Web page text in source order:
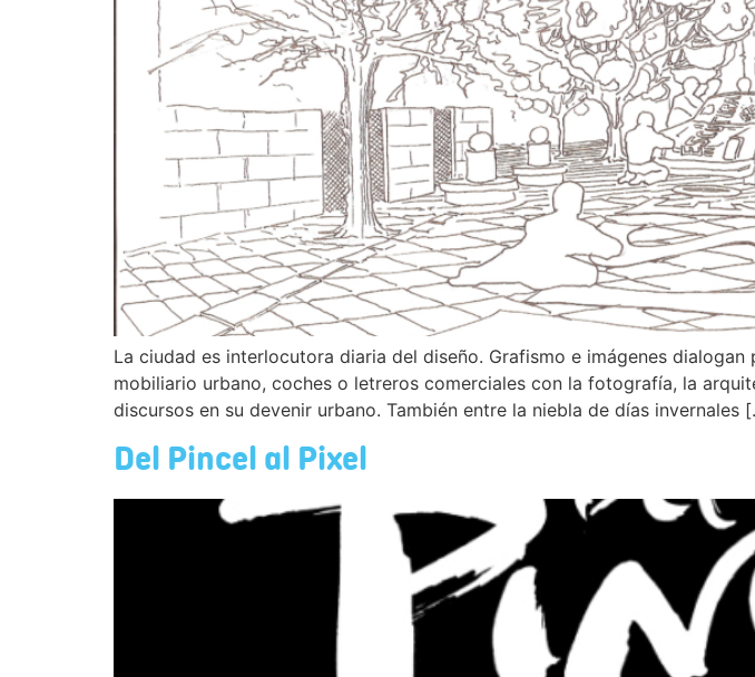
La ciudad es interlocutora diaria del diseño. Grafismo e imágenes
mobiliario urbano, coches o letreros comerciales con la fotografía, la
discursos en su devenir urbano. También entre la niebla de días invernales
Del Pincel al Pixel